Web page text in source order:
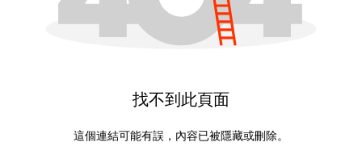
找不到此頁面
這個連結可能有誤，內容已被隱藏或刪除。